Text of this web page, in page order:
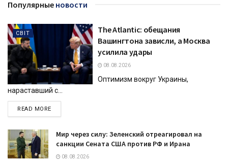
Популярные новости
СВІТ
The Atlantic: обещания
Вашингтона зависли, а Москва
усилила удары
08.08.2026
Оптимизм вокруг Украины,
нараставший с...
READ MOREDETAILS
Мир через силу: Зеленский отреагировал на
санкции Сената США против РФ и Ирана
08.08.2026